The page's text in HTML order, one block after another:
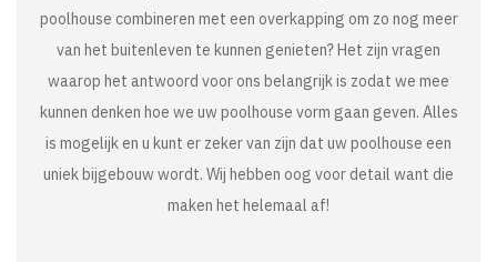
poolhouse combineren met een overkapping om zo nog meer
van het buitenleven te kunnen genieten? Het zijn vragen
waarop het antwoord voor ons belangrijk is zodat we mee
kunnen denken hoe we uw poolhouse vorm gaan geven. Alles
is mogelijk en u kunt er zeker van zijn dat uw poolhouse een
uniek bijgebouw wordt. Wij hebben oog voor detail want die
maken het helemaal af!